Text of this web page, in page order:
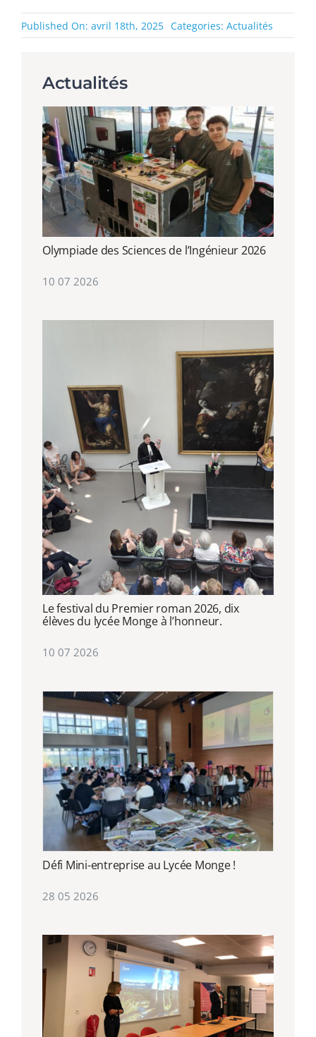
Published On: avril 18th, 2025 Categories: Actualités
Actualités
Olympiade des Sciences de l’Ingénieur 2026
10 07 2026
Le festival du Premier roman 2026, dix
élèves du lycée Monge à l’honneur.
10 07 2026
Défi Mini-entreprise au Lycée Monge !
28 05 2026